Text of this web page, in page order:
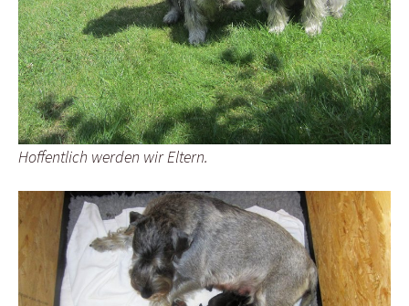
Hoffentlich werden wir Eltern.